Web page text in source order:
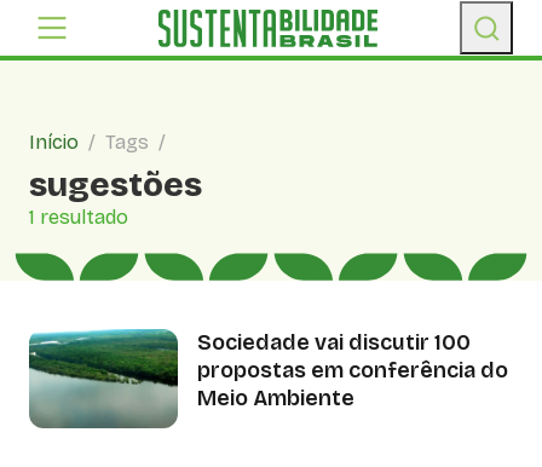
Início / Tags /
sugestões
1 resultado
Sociedade vai discutir 100
propostas em conferência do
Meio Ambiente